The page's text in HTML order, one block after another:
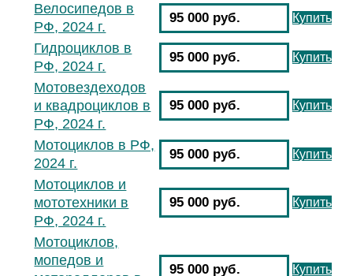
Велосипедов в
РФ, 2024 г.
95 000 руб. Купить
Гидроциклов в
РФ, 2024 г.
95 000 руб. Купить
Мотовездеходов
и квадроциклов в
РФ, 2024 г.
95 000 руб. Купить
Мотоциклов в РФ,
2024 г.
95 000 руб. Купить
Мотоциклов и
мототехники в
РФ, 2024 г.
95 000 руб. Купить
Мотоциклов,
мопедов и
95 000 руб. Купить